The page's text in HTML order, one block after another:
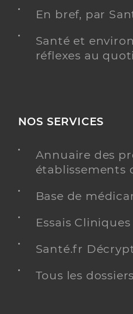
En bref, par
Santé et
réflexes au
NOS SERVICES
Annuaire des
établissements
Base de
Essais Cliniques
Santé.fr
Tous les